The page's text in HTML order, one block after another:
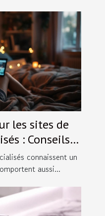
les sites de
: Conseils
connaissent un
aussi...